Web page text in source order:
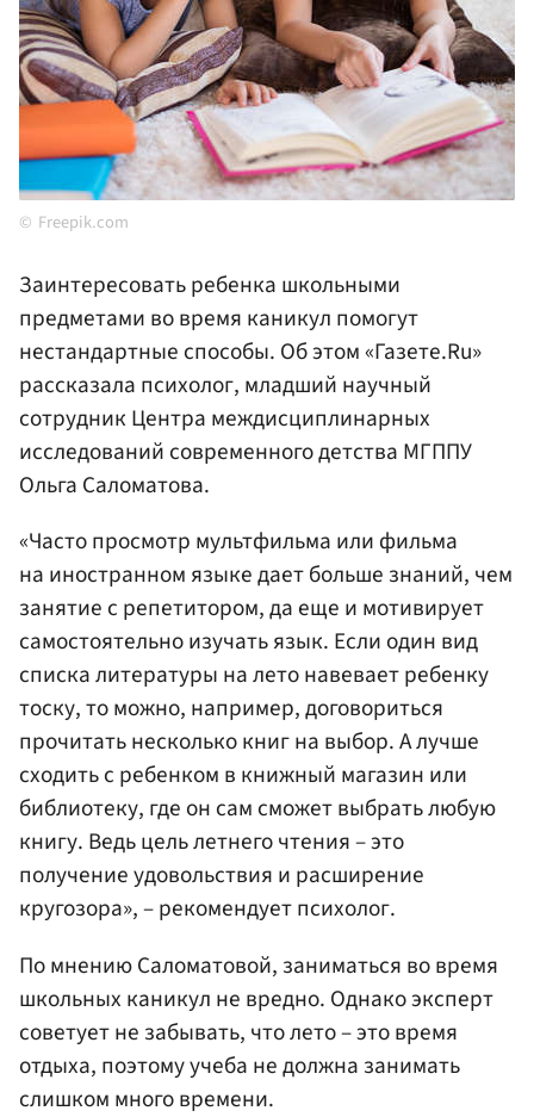
Freepik.com
Заинтересовать ребенка школьными
предметами во время каникул помогут
нестандартные способы. Об этом «Газете.Ru»
рассказала психолог, младший научный
сотрудник Центра междисциплинарных
исследований современного детства МГППУ
Ольга Саломатова.
«Часто просмотр мультфильма или фильма
на иностранном языке дает больше знаний, чем
занятие с репетитором, да еще и мотивирует
самостоятельно изучать язык. Если один вид
списка литературы на лето навевает ребенку
тоску, то можно, например, договориться
прочитать несколько книг на выбор. А лучше
сходить с ребенком в книжный магазин или
библиотеку, где он сам сможет выбрать любую
книгу. Ведь цель летнего чтения – это
получение удовольствия и расширение
кругозора», – рекомендует психолог.
По мнению Саломатовой, заниматься во время
школьных каникул не вредно. Однако эксперт
советует не забывать, что лето – это время
отдыха, поэтому учеба не должна занимать
слишком много времени.